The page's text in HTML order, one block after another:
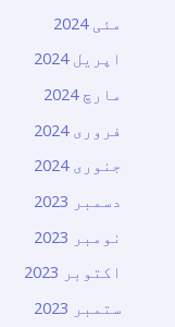
مئی 2024
اپریل 2024
مارچ 2024
فروری 2024
جنوری 2024
دسمبر 2023
نومبر 2023
اکتوبر 2023
ستمبر 2023